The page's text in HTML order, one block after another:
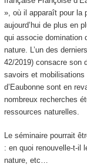
», où il apparaît pour la
aujourd’hui de plus en
qui associe domination
nature. L’un des
42/2019) consacre son
savoirs et mobilisations
d’Eaubonne sont en
nombreux recherches
ressources naturelles.
Le séminaire pourrait
: en quoi renouvelle-t-il
nature, etc…